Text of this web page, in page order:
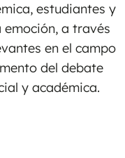
estudiantes y
a través
en el campo
del debate
y académica.